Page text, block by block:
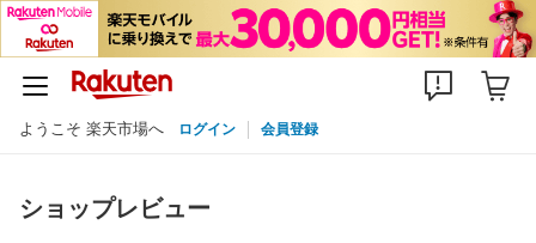
ようこそ 楽天市場へ ログイン 会員登録
ショップレビュー